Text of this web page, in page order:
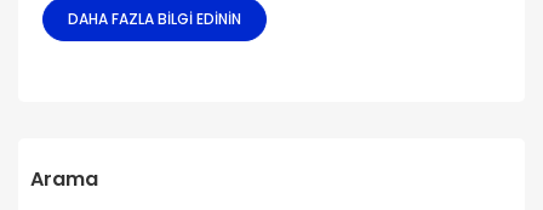
DAHA FAZLA BILGI EDININ
Arama